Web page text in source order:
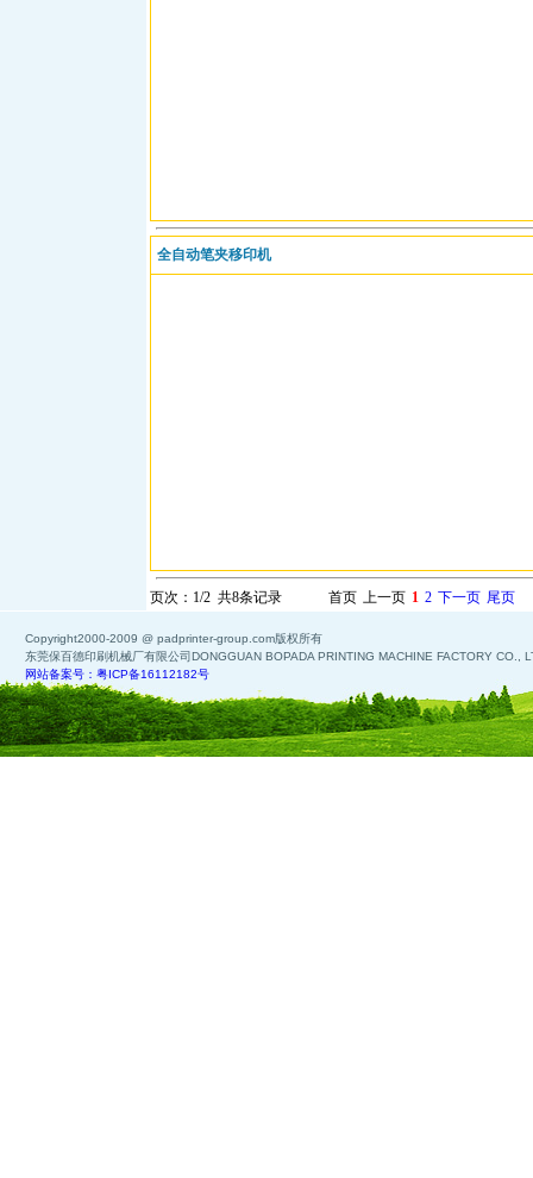
全自动笔夹移印机
页次：1/2 共8条记录 首页 上一页 1 2 下一页 尾页
Copyright2000-2009 @ padprinter-group.com版权所有
东莞保百德印刷机械厂有限公司DONGGUAN BOPADA PRINTING MACHINE FACTORY CO.,
网站备案号：粤ICP备16112182号